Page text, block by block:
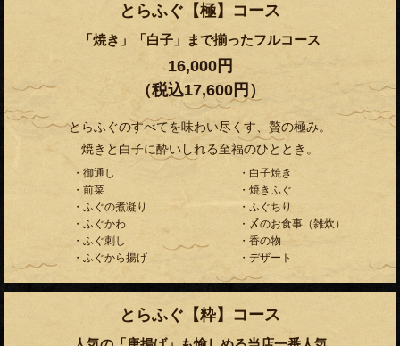
とらふぐ【極】コース
「焼き」「白子」まで揃ったフルコース
16,000円
（税込17,600円）
とらふぐのすべてを味わい尽くす、贅の極み。
焼きと白子に酔いしれる至福のひととき。
・御通し
・前菜
・ふぐの煮凝り
・ふぐかわ
・ふぐ刺し
・ふぐから揚げ
・白子焼き
・焼きふぐ
・ふぐちり
・〆のお食事（雑炊）
・香の物
・デザート
とらふぐ【粋】コース